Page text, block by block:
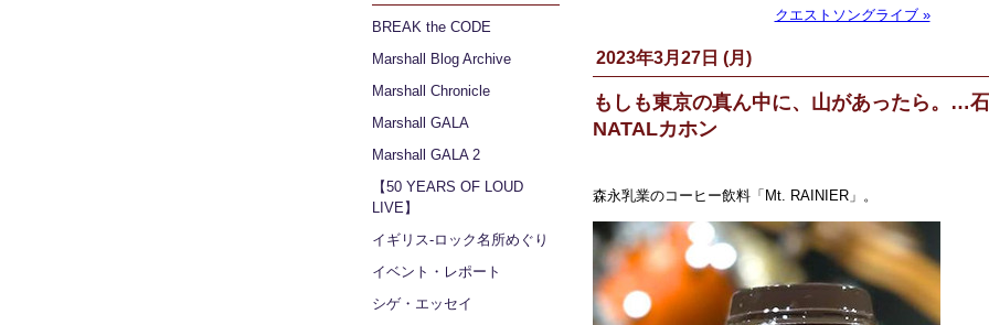
BREAK the CODE
Marshall Blog Archive
Marshall Chronicle
Marshall GALA
Marshall GALA 2
【50 YEARS OF LOUD
LIVE】
イギリス‐ロック名所めぐり
イベント・レポート
シゲ・エッセイ
クエストソングライブ »
2023年3月27日 (月)
もしも東京の真ん中に、山があったら。…
NATALカホン
森永乳業のコーヒー飲料「Mt. RAINIER」。